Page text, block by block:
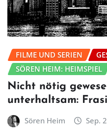
FILME UND SERIEN
SÖREN HEIM: HEIMSPIEL
Nicht nötig
unterhaltsam:
Sören Heim Sep.